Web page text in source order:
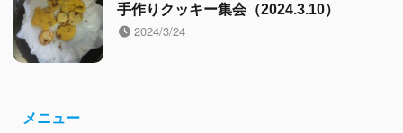
手作りクッキー集会（2024.3.10）
2024/3/24
メニュー